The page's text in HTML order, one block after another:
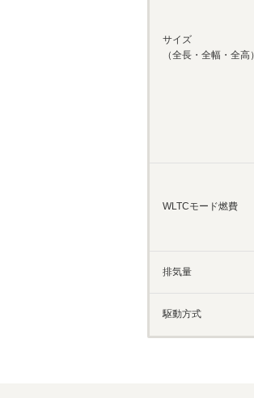
サイズ
（全長・全幅・全高）
WLTCモード燃費
排気量
駆動方式